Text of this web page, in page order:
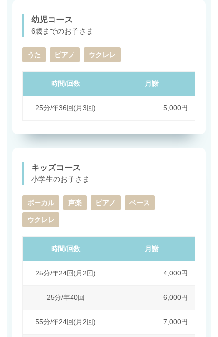
幼児コース
6歳までのお子さま
うた ピアノ ウクレレ
時間/回数 月謝
25分/年36回(月3回) 5,000円
キッズコース
小学生のお子さま
ボーカル 声楽 ピアノ ベース
ウクレレ
時間/回数 月謝
25分/年24回(月2回) 4,000円
25分/年40回 6,000円
55分/年24回(月2回) 7,000円